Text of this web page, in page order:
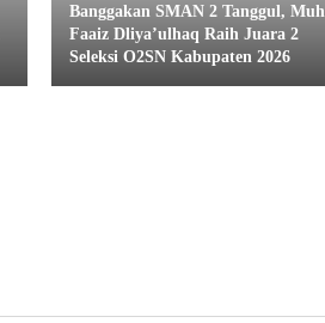
Banggakan SMAN 2 Tanggul, Muh
Faaiz Dliya’ulhaq Raih Juara 2
Seleksi O2SN Kabupaten 2026